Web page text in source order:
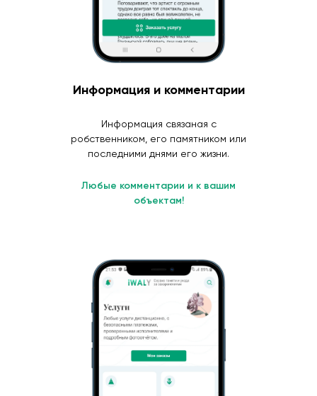
Информация и комментарии
Информация связаная с
робственником, его памятником или
последними днями его жизни.
Любые комментарии и к вашим
объектам!